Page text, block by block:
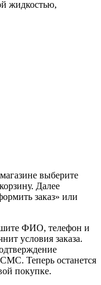
жидкостью,
выберите
Далее
заказ» или
ФИО, телефон и
условия заказа.
Теперь останется
покупке.